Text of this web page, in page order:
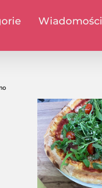
Wiadomości